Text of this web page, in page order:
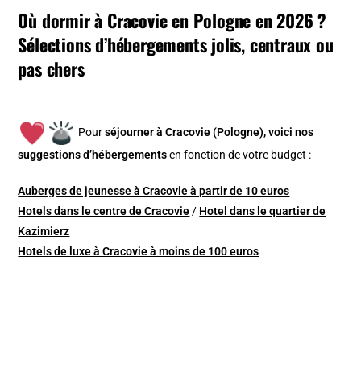
Où dormir à Cracovie en Pologne en 2026 ?
Sélections d’hébergements jolis, centraux ou
pas chers
Pourséjourner à Cracovie (Pologne), voici nos
suggestions d’hébergements en fonction de votre budget :
Auberges de jeunesse à Cracovie à partir de 10 euros
Hotels dans le centre de Cracovie / Hotel dans le quartier de
Kazimierz
Hotels de luxe à Cracovie à moins de 100 euros